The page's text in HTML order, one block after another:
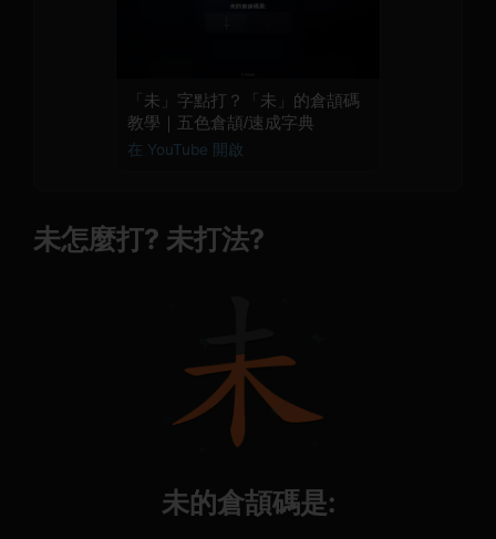
「未」字點打？「未」的倉頡碼
教學｜五色倉頡/速成字典
在 YouTube 開啟
未怎麼打? 未打法?
未的倉頡碼是: